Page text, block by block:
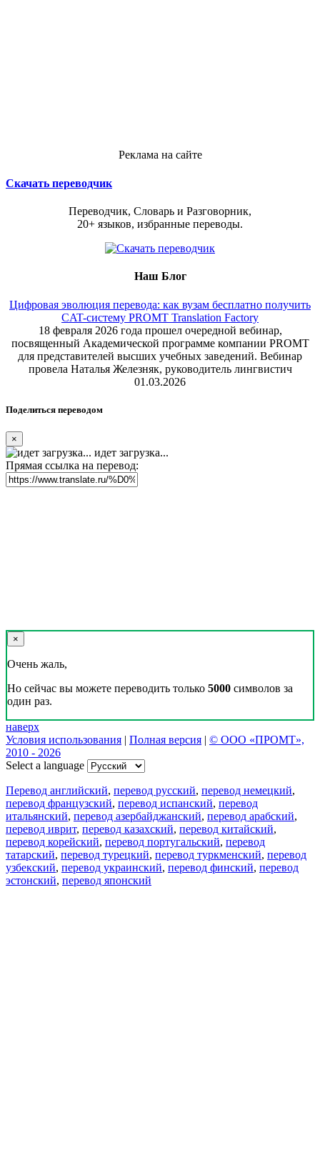
Реклама на сайте
Скачать переводчик
Переводчик, Словарь и Разговорник,
20+ языков, избранные переводы.
Наш Блог
Цифровая эволюция перевода: как вузам бесплатно получить
CAT-систему PROMT Translation Factory
18 февраля 2026 года прошел очередной вебинар,
посвященный Академической программе компании PROMT
для представителей высших учебных заведений. Вебинар
провела Наталья Железняк, руководитель лингвистич
01.03.2026
Поделиться переводом
×
идет загрузка...
Прямая ссылка на перевод:
×
Очень жаль,
Но сейчас вы можете переводить только 5000 символов за
один раз.
наверх
Условия использования | Полная версия | © ООО «ПРОМТ»,
2010 - 2026
Select a language
Перевод английский, перевод русский, перевод немецкий,
перевод французский, перевод испанский, перевод
итальянский, перевод азербайджанский, перевод арабский,
перевод иврит, перевод казахский, перевод китайский,
перевод корейский, перевод португальский, перевод
татарский, перевод турецкий, перевод туркменский, перевод
узбекский, перевод украинский, перевод финский, перевод
эстонский, перевод японский